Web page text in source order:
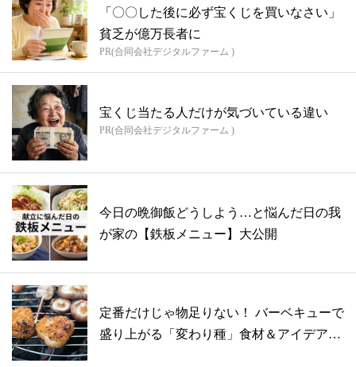
「〇〇した後に必ず宝くじを買いなさい」
貧乏が億万長者に
PR(合同会社デジタルファーム )
宝くじ当たる人だけが気づいている違い
PR(合同会社デジタルファーム )
今日の晩御飯どうしよう…と悩んだ日の我
が家の【鉄板メニュー】大公開
定番だけじゃ物足りない！ バーベキューで
盛り上がる「変わり種」食材＆アイデア総